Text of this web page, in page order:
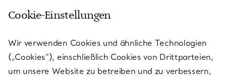
KUNDENSERVICE
SERVICES
Cookie-Einstellungen
Wir verwenden Cookies und ähnliche Technologien
(„Cookies“), einschließlich Cookies von Drittparteien,
um unsere Website zu betreiben und zu verbessern,